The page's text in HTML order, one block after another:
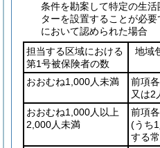
条件を勘案して特定の生
ターを設置することが必
において認められた場合
担当する区域における
第1号被保険者の数
地域
おおむね1,000人未満
前項
又は2
おおむね1,000人以上
2,000人未満
前項
(うち
する